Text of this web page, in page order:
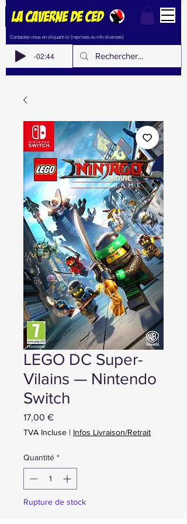
Contactez-nous en cliquant ici (reprises ou info diverses)
-02:44
LEGO DC Super-
Vilains — Nintendo
Switch
17,00 €Prix
TVA Incluse | Infos Livraison/Retrait
Quantité *
Rupture de stock